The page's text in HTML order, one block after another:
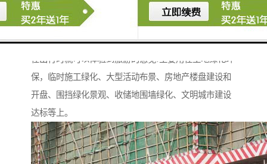
草坪围挡指的是在砖砌围墙、pvc围挡 、铁皮围挡、钢
丝网上加上仿真草皮而产生的围挡，这个围挡广受人们
的喜爱，主要原因是一来环保，而来美观大方，让人们
在出行时就可以体验到旅游的感觉!主要用在工地绿化环
保，临时施工绿化、大型活动布景、房地产楼盘建设和
开盘、围挡绿化景观、收储地围墙绿化、文明城市建设
达标等上。